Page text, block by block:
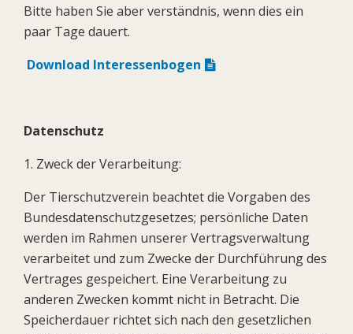
Bitte haben Sie aber verständnis, wenn dies ein
paar Tage dauert.
Download Interessenbogen
Datenschutz
1. Zweck der Verarbeitung:
Der Tierschutzverein beachtet die Vorgaben des
Bundesdatenschutzgesetzes; persönliche Daten
werden im Rahmen unserer Vertragsverwaltung
verarbeitet und zum Zwecke der Durchführung des
Vertrages gespeichert. Eine Verarbeitung zu
anderen Zwecken kommt nicht in Betracht. Die
Speicherdauer richtet sich nach den gesetzlichen